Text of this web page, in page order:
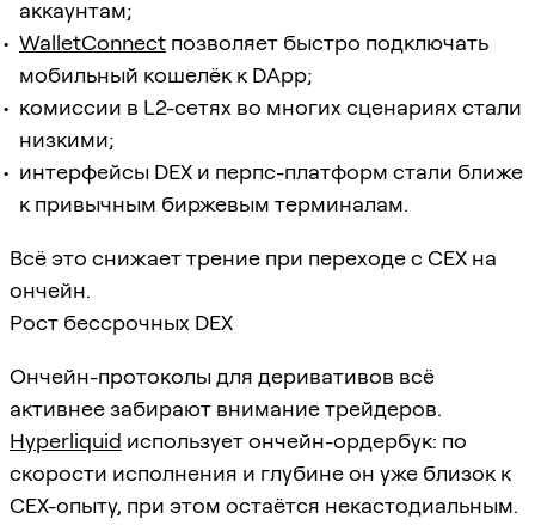
аккаунтам;
WalletConnect позволяет быстро подключать
мобильный кошелёк к DApp;
комиссии в L2-сетях во многих сценариях стали
низкими;
интерфейсы DEX и перпс-платформ стали ближе
к привычным биржевым терминалам.
Всё это снижает трение при переходе с CEX на
ончейн.
Рост бессрочных DEX
Ончейн-протоколы для деривативов всё
активнее забирают внимание трейдеров.
Hyperliquid использует ончейн-ордербук: по
скорости исполнения и глубине он уже близок к
CEX-опыту, при этом остаётся некастодиальным.